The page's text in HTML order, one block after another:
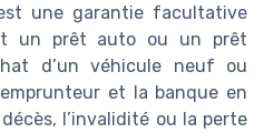
une garantie facultative
un prêt auto ou un prêt
d’un véhicule neuf ou
et la banque en
l’invalidité ou la perte